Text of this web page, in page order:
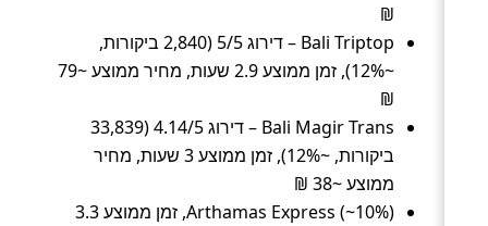
₪
Bali Triptop – דירוג 5/5 (2,840 ביקורות,
~12%), זמן ממוצע 2.9 שעות, מחיר ממוצע ~79
₪
Bali Magir Trans – דירוג 4.14/5 (33,839
ביקורות, ~12%), זמן ממוצע 3 שעות, מחיר
ממוצע ~38 ₪
Arthamas Express (~10%), זמן ממוצע 3.3